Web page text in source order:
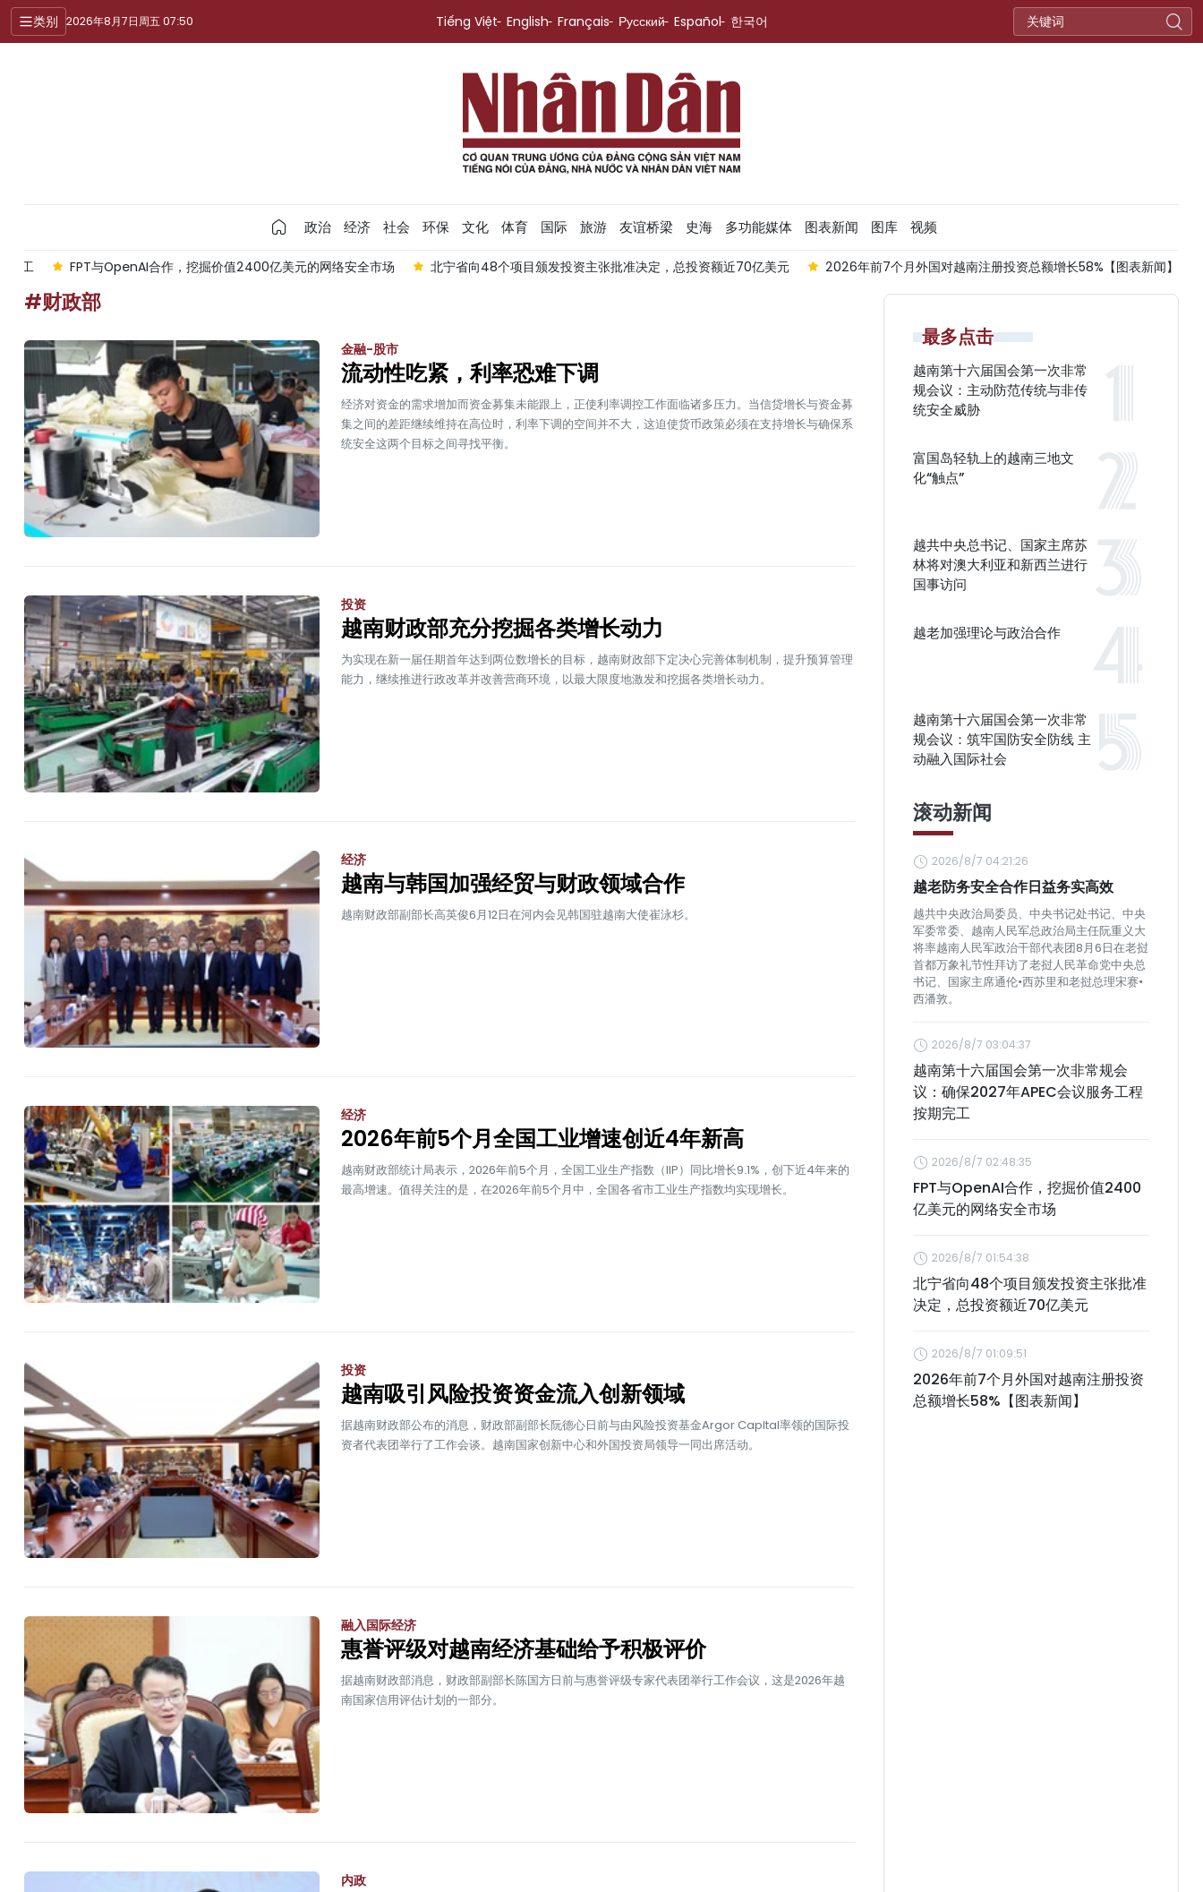
类别 2026年8月7日周五 07:50 Tiếng Việt English Français Русский Español 한국어
政治 经济 社会 环保 文化 体育 国际 旅游 友谊桥梁 史海 多功能媒体 图表新闻 图库 视频
掘价值2400亿美元的网络安全市场 北宁省向48个项目颁发投资主张批准决定，总投资额近70亿美元 2026年前7个月外国对越南注册投资总额增长58%【图表新闻】 越老防务安全合作日益务实高效
#财政部
金融-股市
流动性吃紧，利率恐难下调
经济对资金的需求增加而资金募集未能跟上，正使利率调控工作面临诸多压力。当信贷增长与资金募
集之间的差距继续维持在高位时，利率下调的空间并不大，这迫使货币政策必须在支持增长与确保系
统安全这两个目标之间寻找平衡。
投资
越南财政部充分挖掘各类增长动力
为实现在新一届任期首年达到两位数增长的目标，越南财政部下定决心完善体制机制，提升预算管理
能力，继续推进行政改革并改善营商环境，以最大限度地激发和挖掘各类增长动力。
经济
越南与韩国加强经贸与财政领域合作
越南财政部副部长高英俊6月12日在河内会见韩国驻越南大使崔泳杉。
经济
2026年前5个月全国工业增速创近4年新高
越南财政部统计局表示，2026年前5个月，全国工业生产指数（IIP）同比增长9.1%，创下近4年来的
最高增速。值得关注的是，在2026年前5个月中，全国各省市工业生产指数均实现增长。
投资
越南吸引风险投资资金流入创新领域
据越南财政部公布的消息，财政部副部长阮德心日前与由风险投资基金Argor Capital率领的国际投
资者代表团举行了工作会谈。越南国家创新中心和外国投资局领导一同出席活动。
融入国际经济
惠誉评级对越南经济基础给予积极评价
据越南财政部消息，财政部副部长陈国方日前与惠誉评级专家代表团举行工作会议，这是2026年越
南国家信用评估计划的一部分。
内政
最多点击
越南第十六届国会第一次非常
规会议：主动防范传统与非传
统安全威胁
富国岛轻轨上的越南三地文
化“触点”
越共中央总书记、国家主席苏
林将对澳大利亚和新西兰进行
国事访问
越老加强理论与政治合作
越南第十六届国会第一次非常
规会议：筑牢国防安全防线 主
动融入国际社会
滚动新闻
2026/8/7 04:21:26
越老防务安全合作日益务实高效
越共中央政治局委员、中央书记处书记、中央
军委常委、越南人民军总政治局主任阮重义大
将率越南人民军政治干部代表团8月6日在老挝
首都万象礼节性拜访了老挝人民革命党中央总
书记、国家主席通伦•西苏里和老挝总理宋赛•
西潘敦。
2026/8/7 03:04:37
越南第十六届国会第一次非常规会
议：确保2027年APEC会议服务工程
按期完工
2026/8/7 02:48:35
FPT与OpenAI合作，挖掘价值2400
亿美元的网络安全市场
2026/8/7 01:54:38
北宁省向48个项目颁发投资主张批准
决定，总投资额近70亿美元
2026/8/7 01:09:51
2026年前7个月外国对越南注册投资
总额增长58%【图表新闻】